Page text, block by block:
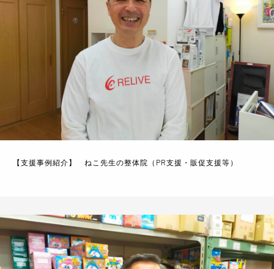
【支援事例紹介】 ねこ先生の整体院（PR支援・販促支援等）